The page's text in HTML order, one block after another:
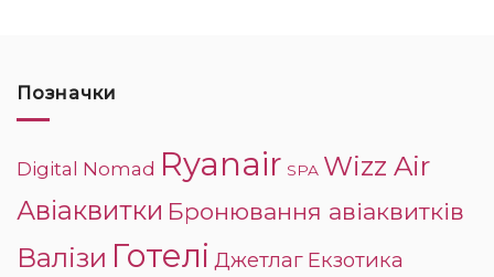
Позначки
Digital Nomad Ryanair SPA Wizz Air
Авіаквитки Бронювання авіаквитків
Валізи Готелі Джетлаг Екзотика